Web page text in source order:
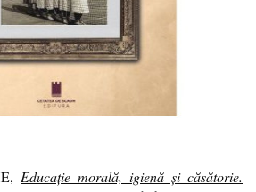
Educație morală, igienă și căsătorie.